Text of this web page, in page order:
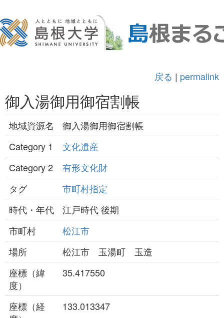
戻る | permalink
御入湯御用御宿割帳
地域資源名
御入湯御用御宿割帳
Category 1
文化遺産
Category 2
有形文化財
タグ
市町村指定
時代・年代
江戸時代 後期
市町村
松江市
場所
松江市 玉湯町 玉造
座標（緯
度）
35.417550
座標（経
133.013347